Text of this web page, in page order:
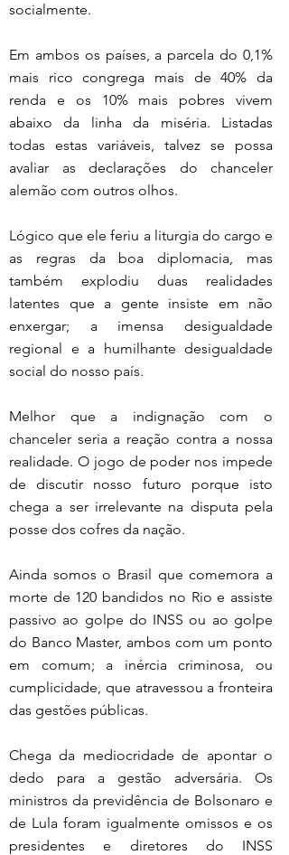
socialmente.
Em ambos os países, a parcela do 0,1%
mais rico congrega mais de 40% da
renda e os 10% mais pobres vivem
abaixo da linha da miséria. Listadas
todas estas variáveis, talvez se possa
avaliar as declarações do chanceler
alemão com outros olhos.
Lógico que ele feriu a liturgia do cargo e
as regras da boa diplomacia, mas
também explodiu duas realidades
latentes que a gente insiste em não
enxergar; a imensa desigualdade
regional e a humilhante desigualdade
social do nosso país.
Melhor que a indignação com o
chanceler seria a reação contra a nossa
realidade. O jogo de poder nos impede
de discutir nosso futuro porque isto
chega a ser irrelevante na disputa pela
posse dos cofres da nação.
Ainda somos o Brasil que comemora a
morte de 120 bandidos no Rio e assiste
passivo ao golpe do INSS ou ao golpe
do Banco Master, ambos com um ponto
em comum; a inércia criminosa, ou
cumplicidade, que atravessou a fronteira
das gestões públicas.
Chega da mediocridade de apontar o
dedo para a gestão adversária. Os
ministros da previdência de Bolsonaro e
de Lula foram igualmente omissos e os
presidentes e diretores do INSS